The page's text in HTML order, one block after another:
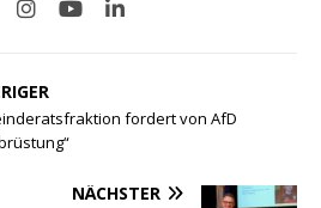
fordert von AfD
NÄCHSTER